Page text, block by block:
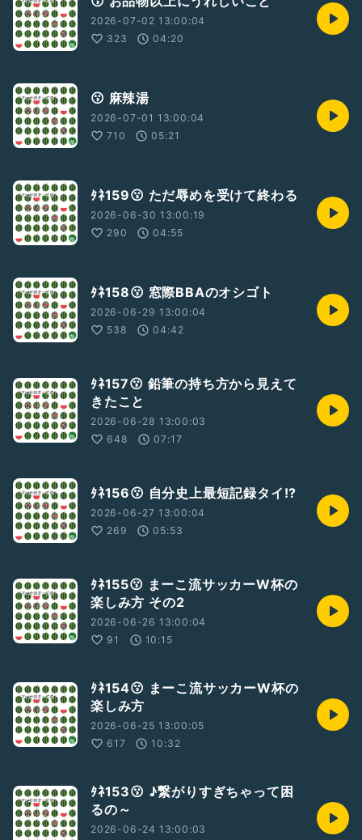
2026-07-02 13:00:04
323
04:20
😗 麻辣湯
2026-07-01 13:00:04
710
05:21
ﾀﾈ159😗 ただ辱めを受けて終わる
2026-06-30 13:00:19
290
04:55
ﾀﾈ158😗 窓際BBAのオシゴト
2026-06-29 13:00:04
538
04:42
ﾀﾈ157😗 鉛筆の持ち方から見えて
きたこと
2026-06-28 13:00:03
648
07:17
ﾀﾈ156😗 自分史上最短記録タイ!?
2026-06-27 13:00:04
269
05:53
ﾀﾈ155😗 まーこ流サッカーW杯の
楽しみ方 その2
2026-06-26 13:00:04
91
10:15
ﾀﾈ154😗 まーこ流サッカーW杯の
楽しみ方
2026-06-25 13:00:05
617
10:32
ﾀﾈ153😗 ♪繋がりすぎちゃって困
るの～
2026-06-24 13:00:03